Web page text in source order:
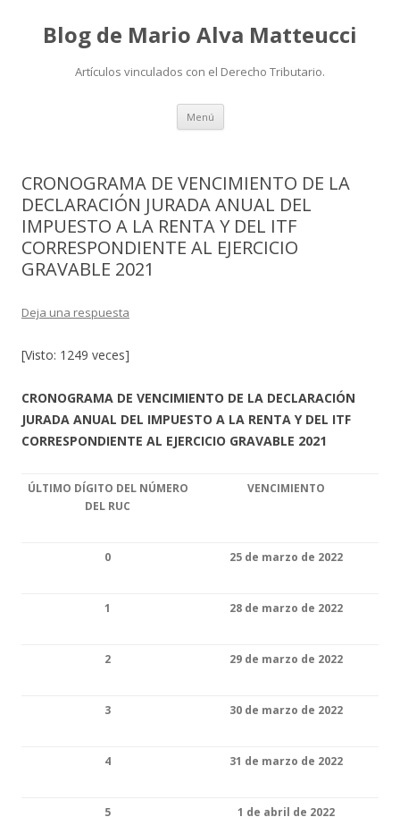
Blog de Mario Alva Matteucci
Artículos vinculados con el Derecho Tributario.
Menú Ir
contenido
CRONOGRAMA DE VENCIMIENTO DE LA
DECLARACIÓN JURADA ANUAL DEL
IMPUESTO A LA RENTA Y DEL ITF
CORRESPONDIENTE AL EJERCICIO
GRAVABLE 2021
Deja una respuesta
[Visto: 1249 veces]
CRONOGRAMA DE VENCIMIENTO DE LA DECLARACIÓN
JURADA ANUAL DEL IMPUESTO A LA RENTA Y DEL ITF
CORRESPONDIENTE AL EJERCICIO GRAVABLE 2021
ÚLTIMO DÍGITO DEL NÚMERO
DEL RUC
VENCIMIENTO
0 25 de marzo de 2022
1 28 de marzo de 2022
2 29 de marzo de 2022
3 30 de marzo de 2022
4 31 de marzo de 2022
5 1 de abril de 2022